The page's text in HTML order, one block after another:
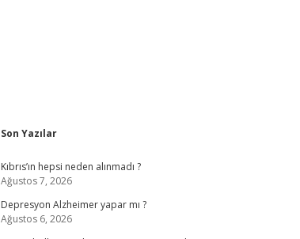
Sidebar
Son Yazılar
Kıbrıs’ın hepsi neden alınmadı ?
Ağustos 7, 2026
Depresyon Alzheimer yapar mı ?
Ağustos 6, 2026